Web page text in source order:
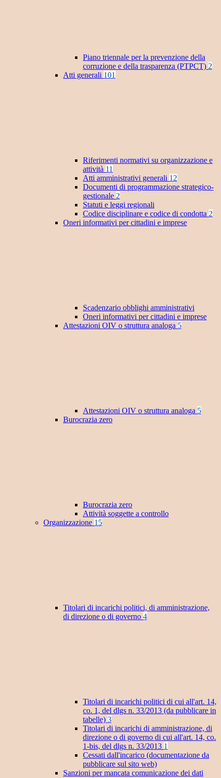
Piano triennale per la prevenzione della
corruzione e della trasparenza (PTPCT) 2
Atti generali 101
Riferimenti normativi su organizzazione e
attività 11
Atti amministrativi generali 12
Documenti di programmazione strategico-
gestionale 2
Statuti e leggi regionali
Codice disciplinare e codice di condotta 2
Oneri informativi per cittadini e imprese
Scadenzario obblighi amministrativi
Oneri informativi per cittadini e imprese
Attestazioni OIV o struttura analoga 5
Attestazioni OIV o struttura analoga 5
Burocrazia zero
Burocrazia zero
Attività soggette a controllo
Organizzazione 15
Titolari di incarichi politici, di amministrazione,
di direzione o di governo 4
Titolari di incarichi politici di cui all'art. 14,
co. 1, del dlgs n. 33/2013 (da pubblicare in
tabelle) 3
Titolari di incarichi di amministrazione, di
direzione o di governo di cui all'art. 14, co.
1-bis, del dlgs n. 33/2013 1
Cessati dall'incarico (documentazione da
pubblicare sul sito web)
Sanzioni per mancata comunicazione dei dati